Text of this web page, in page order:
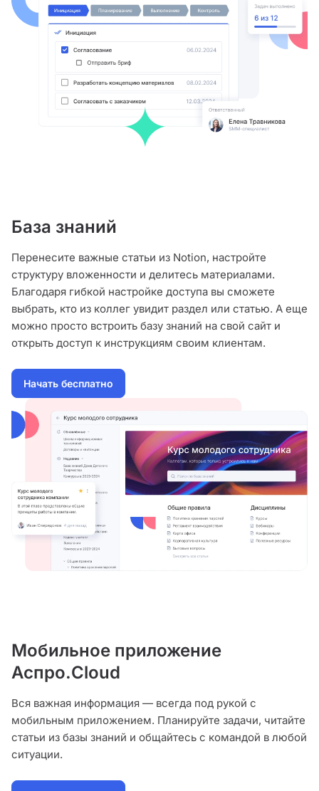
База знаний
Перенесите важные статьи из Notion, настройте
структуру вложенности и делитесь материалами.
Благодаря гибкой настройке доступа вы сможете
выбрать, кто из коллег увидит раздел или статью. А еще
можно просто встроить базу знаний на свой сайт и
открыть доступ к инструкциям своим клиентам.
Начать бесплатно
Мобильное приложение
Аспро.Cloud
Вся важная информация — всегда под рукой с
мобильным приложением. Планируйте задачи, читайте
статьи из базы знаний и общайтесь с командой в любой
ситуации.